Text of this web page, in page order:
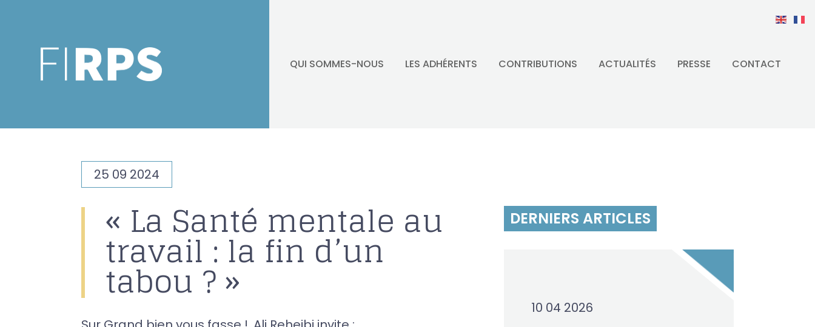
QUI SOMMES-NOUS LES ADHÉRENTS CONTRIBUTIONS ACTUALITÉS PRESSE CONTACT
25 09 2024
« La Santé mentale au
travail : la fin d’un
tabou ? »
DERNIERS ARTICLES
10 04 2026